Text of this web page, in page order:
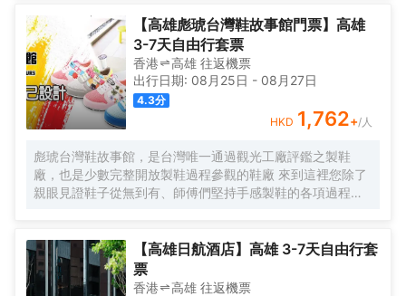
【高雄彪琥台灣鞋故事館門票】高雄
3-7天自由行套票
香港 高雄 往返機票
出行日期: 08月25日 - 08月27日
4.3分
HKD 1,762+/人
彪琥台灣鞋故事館，是台灣唯一通過觀光工廠評鑑之製鞋
廠，也是少數完整開放製鞋過程參觀的鞋廠 來到這裡您除了
親眼見證鞋子從無到有、師傅們堅持手感製鞋的各項過程
【高雄日航酒店】高雄 3-7天自由行套
票
香港 高雄 往返機票